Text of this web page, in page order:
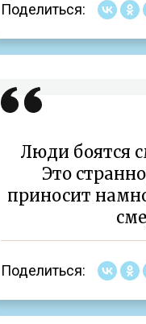
Поделиться:
Люди боятся
Это
приносит
Поделиться: